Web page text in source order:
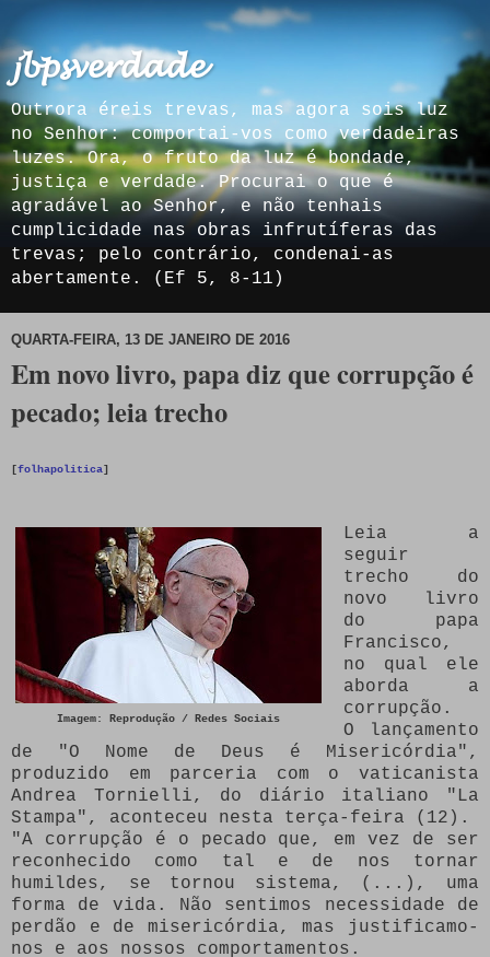
𝓳𝓫𝓹𝓼𝓿𝓮𝓻𝓭𝓪𝓭𝓮
Outrora éreis trevas, mas agora sois luz
no Senhor: comportai-vos como verdadeiras
luzes. Ora, o fruto da luz é bondade,
justiça e verdade. Procurai o que é
agradável ao Senhor, e não tenhais
cumplicidade nas obras infrutíferas das
trevas; pelo contrário, condenai-as
abertamente. (Ef 5, 8-11)
QUARTA-FEIRA, 13 DE JANEIRO DE 2016
Em novo livro, papa diz que corrupção é
pecado; leia trecho
[folhapolitica]
Imagem: Reprodução / Redes Sociais
Leia a
seguir
trecho do
novo livro
do papa
Francisco,
no qual ele
aborda a
corrupção.
O lançamento
de "O Nome de Deus é Misericórdia",
produzido em parceria com o vaticanista
Andrea Tornielli, do diário italiano "La
Stampa", aconteceu nesta terça-feira (12).
"A corrupção é o pecado que, em vez de ser
reconhecido como tal e de nos tornar
humildes, se tornou sistema, (...), uma
forma de vida. Não sentimos necessidade de
perdão e de misericórdia, mas justificamo-
nos e aos nossos comportamentos.